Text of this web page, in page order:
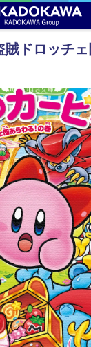
ドロッチェ